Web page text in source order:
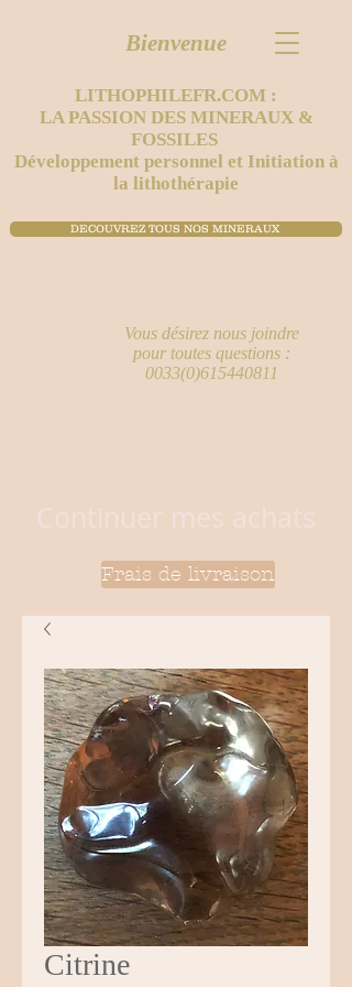
Vous désirez nous joindre
pour toutes questions :
0033(0)615440811
Bienvenue
LITHOPHILEFR.COM :
LA PASSION DES MINERAUX &
FOSSILES
Développement personnel et Initiation à
la lithothérapie
DECOUVREZ TOUS NOS MINERAUX ​
Continuer mes achats
Frais de livraison
Citrine